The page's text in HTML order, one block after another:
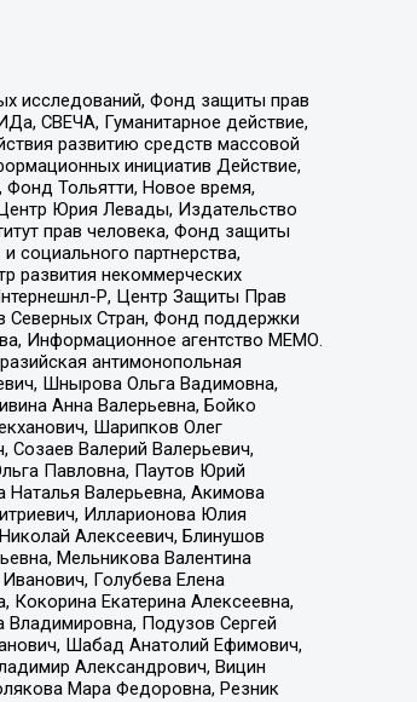
исследований, Фонд защиты прав
СВЕЧА, Гуманитарное действие,
развитию средств массовой
инициатив Действие,
Тольятти, Новое время,
Юрия Левады, Издательство
прав человека, Фонд защиты
социального партнерства,
развития некоммерческих
Р, Центр Защиты Прав
Северных Стран, Фонд поддержки
Информационное агентство МЕМО.
антимонопольная
Шнырова Ольга Вадимовна,
Анна Валерьевна, Бойко
Шарипков Олег
Валерий Валерьевич,
Павловна, Паутов Юрий
Валерьевна, Акимова
Илларионова Юлия
Алексеевич, Блинушов
Мельникова Валентина
Голубева Елена
Екатерина Алексеевна,
Подузов Сергей
Шабад Анатолий Ефимович,
Александрович, Вицин
Мара Федоровна, Резник